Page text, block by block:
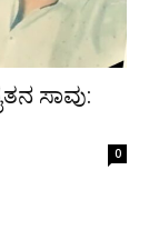
ಸಾವು:
0